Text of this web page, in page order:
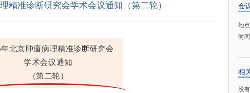
会
地点
时间
相
没
精准诊断研究会学术会议通知（第二轮）
北京肿瘤病理精准诊断研究会
学术会议通知
（第二轮）